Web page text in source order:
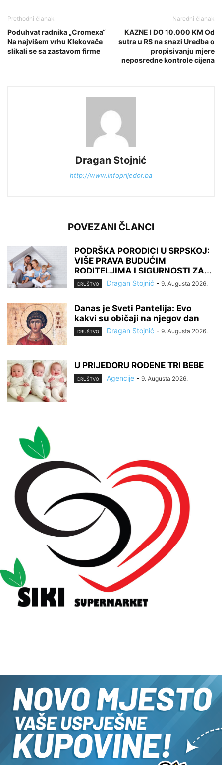
Prethodni članak
Poduhvat radnika „Cromexa“
Na najvišem vrhu Klekovače
slikali se sa zastavom firme
Naredni članak
KAZNE I DO 10.000 KM Od
sutra u RS na snazi Uredba o
propisivanju mjere
neposredne kontrole cijena
Dragan Stojnić
http://www.infoprijedor.ba
POVEZANI ČLANCI
PODRŠKA PORODICI U SRPSKOJ:
VIŠE PRAVA BUDUĆIM
RODITELJIMA I SIGURNOSTI ZA...
DRUŠTVO Dragan Stojnić - 9. Augusta 2026.
Danas je Sveti Pantelija: Evo
kakvi su običaji na njegov dan
DRUŠTVO Dragan Stojnić - 9. Augusta 2026.
U PRIJEDORU ROĐENE TRI BEBE
DRUŠTVO Agencije - 9. Augusta 2026.